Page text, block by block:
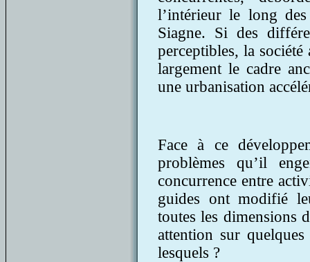
l’intérieur le long
Siagne. Si des
perceptibles, la
largement le cadre
une urbanisation
Face à ce
problèmes qu’il
concurrence entre
guides ont modifié
toutes les dimensions
attention sur
lesquels ?